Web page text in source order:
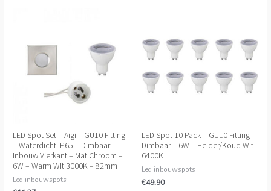
LED Spot Set – Aigi – GU10 Fitting
– Waterdicht IP65 – Dimbaar –
Inbouw Vierkant – Mat Chroom –
6W – Warm Wit 3000K – 82mm
Led inbouwspots
LED Spot 10 Pack – GU10 Fitting –
Dimbaar – 6W – Helder/Koud Wit
6400K
Led inbouwspots
€49.90